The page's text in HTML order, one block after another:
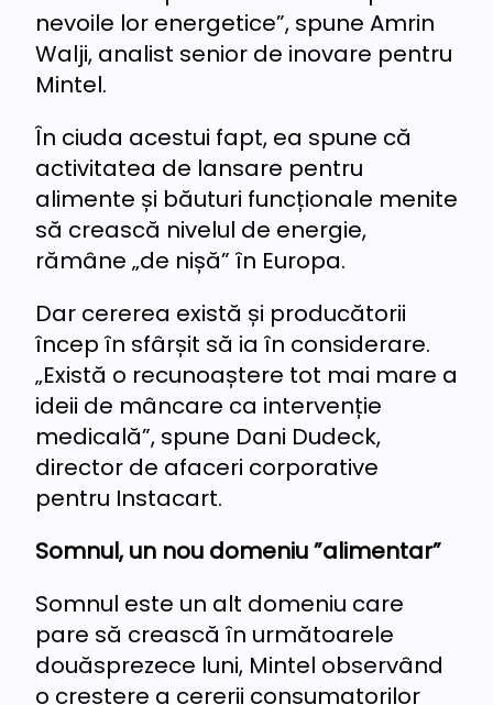
nevoile lor energetice”, spune Amrin
Walji, analist senior de inovare pentru
Mintel.
În ciuda acestui fapt, ea spune că
activitatea de lansare pentru
alimente și băuturi funcționale menite
să crească nivelul de energie,
rămâne „de nișă” în Europa.
Dar cererea există și producătorii
încep în sfârșit să ia în considerare.
„Există o recunoaștere tot mai mare a
ideii de mâncare ca intervenție
medicală”, spune Dani Dudeck,
director de afaceri corporative
pentru Instacart.
Somnul, un nou domeniu ”alimentar”
Somnul este un alt domeniu care
pare să crească în următoarele
douăsprezece luni, Mintel observând
o creștere a cererii consumatorilor